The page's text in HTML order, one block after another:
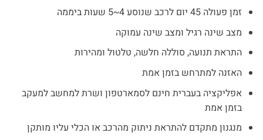
זמן פעולה 45 יום לרכב שנוסע 4~5 שעות ביממה
מצב שינה רגיל ומצב שינה עמוקה
התראת תנועה, סוללה חלשה, טלטול ומהירות
האזנה למתרחש בזמן אמת
אפליקציה בעברית חינם לסמארטפון ושרת למחשב למעקב
בזמן אמת
מנגנון מתקדם להתראת ניתוק מהרכב או הכלי עליו מותקן